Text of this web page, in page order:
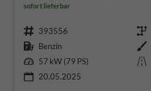
sofort lieferbar
Fahrzeugnr. 393556 Getriebe
Kraftstoff Benzin Außenfarbe
Leistung 57 kW (79 PS) Kilometerstand
20.05.2025